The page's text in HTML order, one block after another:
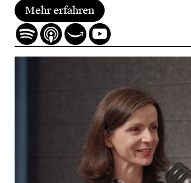
Mehr erfahren